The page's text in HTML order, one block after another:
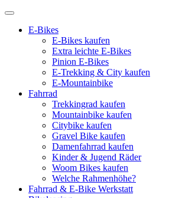
E-Bikes
E-Bikes kaufen
Extra leichte E-Bikes
Pinion E-Bikes
E-Trekking & City kaufen
E-Mountainbike
Fahrrad
Trekkingrad kaufen
Mountainbike kaufen
Citybike kaufen
Gravel Bike kaufen
Damenfahrrad kaufen
Kinder & Jugend Räder
Woom Bikes kaufen
Welche Rahmenhöhe?
Fahrrad & E-Bike Werkstatt